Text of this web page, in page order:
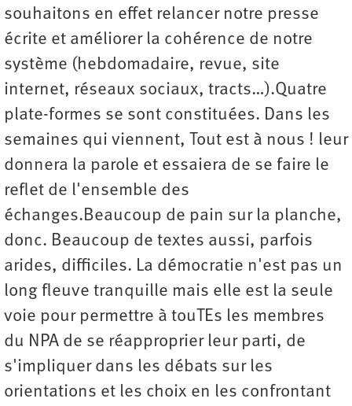
souhaitons en effet relancer notre presse
écrite et améliorer la cohérence de notre
système (hebdomadaire, revue, site
internet, réseaux sociaux, tracts…).Quatre
plate-formes se sont constituées. Dans les
semaines qui viennent, Tout est à nous ! leur
donnera la parole et essaiera de se faire le
reflet de l'ensemble des
échanges.Beaucoup de pain sur la planche,
donc. Beaucoup de textes aussi, parfois
arides, difficiles. La démocratie n'est pas un
long fleuve tranquille mais elle est la seule
voie pour permettre à touTEs les membres
du NPA de se réapproprier leur parti, de
s'impliquer dans les débats sur les
orientations et les choix en les confrontant